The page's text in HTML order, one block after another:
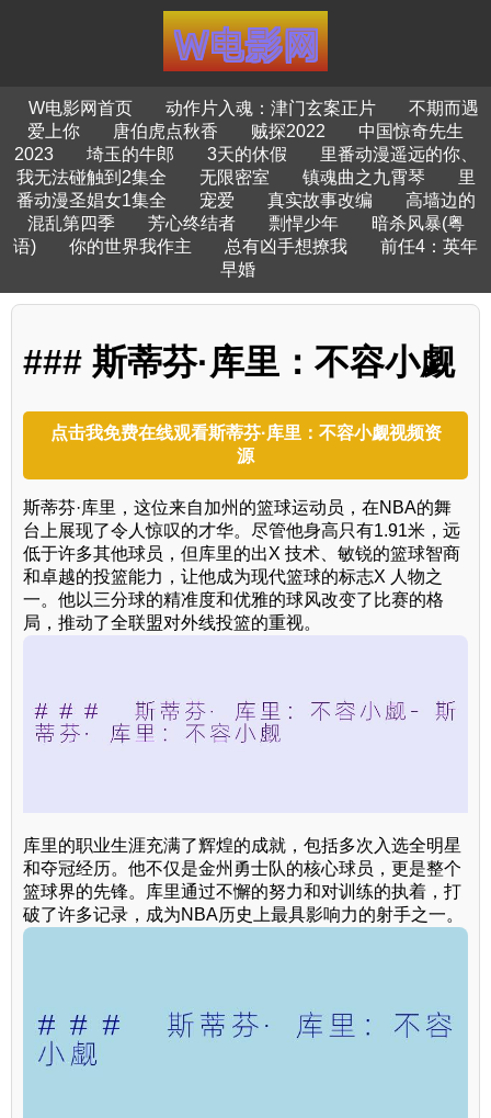
W电影网首页 动作片入魂：津门玄案正片
不期而遇
爱上你
唐伯虎点秋香 贼探2022
中国惊奇先生
2023
埼玉的牛郎 3天的休假
里番动漫遥远的你、
我无法碰触到2集全
无限密室 镇魂曲之九霄琴
里
番动漫圣娼女1集全
宠爱 真实故事改编
高墙边的
混乱第四季
芳心终结者 剽悍少年
暗杀风暴(粤
语)
你的世界我作主 总有凶手想撩我
前任4：英年
早婚
### 斯蒂芬·库里：不容小觑
点击我免费在线观看斯蒂芬·库里：不容小觑视频资
源
斯蒂芬·库里，这位来自加州的篮球运动员，在NBA的舞
台上展现了令人惊叹的才华。尽管他身高只有1.91米，远
低于许多其他球员，但库里的出X 技术、敏锐的篮球智商
和卓越的投篮能力，让他成为现代篮球的标志X 人物之
一。他以三分球的精准度和优雅的球风改变了比赛的格
局，推动了全联盟对外线投篮的重视。
库里的职业生涯充满了辉煌的成就，包括多次入选全明星
和夺冠经历。他不仅是金州勇士队的核心球员，更是整个
篮球界的先锋。库里通过不懈的努力和对训练的执着，打
破了许多记录，成为NBA历史上最具影响力的射手之一。